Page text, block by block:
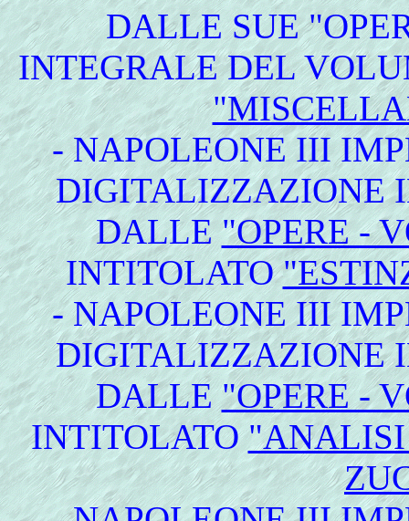
DALLE SUE
INTEGRALE DEL
- NAPOLEONE III
DIGITALIZZAZIONE
DALLE"OPERE -
INTITOLATO
- NAPOLEONE III
DIGITALIZZAZIONE
DALLE"OPERE -
INTITOLATO"ANALISI